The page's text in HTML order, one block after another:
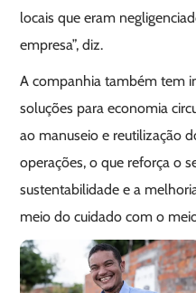
locais que eram
empresa”, diz.
A companhia também tem
soluções para economia
ao manuseio e reutilização
operações, o que reforça o
sustentabilidade e a
meio do cuidado com o